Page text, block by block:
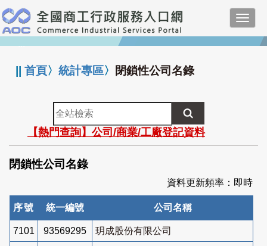
跳
到
主
要
:::
||首頁〉統計專區〉 閉鎖性公司名錄
全
站
檢
索
【熱門查詢】公司/商業/工廠登記資料
閉鎖性公司名錄
資料更新頻率：即時
序號 統一編號 公司名稱
7101 93569295 玥成股份有限公司